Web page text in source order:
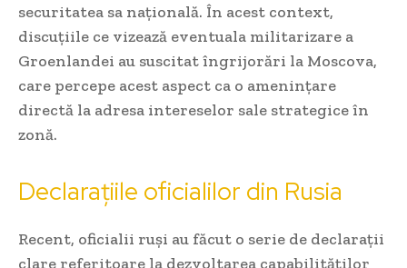
securitatea sa națională. În acest context,
discuțiile ce vizează eventuala militarizare a
Groenlandei au suscitat îngrijorări la Moscova,
care percepe acest aspect ca o amenințare
directă la adresa intereselor sale strategice în
zonă.
Declarațiile oficialilor din Rusia
Recent, oficialii ruși au făcut o serie de declarații
clare referitoare la dezvoltarea capabilităților